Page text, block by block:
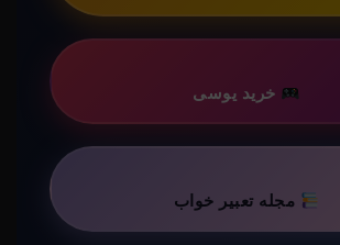
خرید یوسی
مجله تعبیر خواب